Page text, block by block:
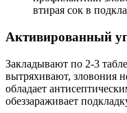
втирая сок в
Активированный
Закладывают по 2-3
вытряхивают, зловония
обладает
обеззараживает